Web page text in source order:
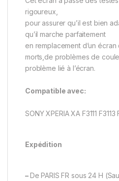
rigoureux,
pour assurer qu’il est bien
qu’il marche parfaitement
en remplacement d’un
morts,de problèmes de
problème lié à l’écran.
Compatible avec:
SONY XPERIA XA F3111 F3113
Expédition
–De PARIS FR sous 24 H